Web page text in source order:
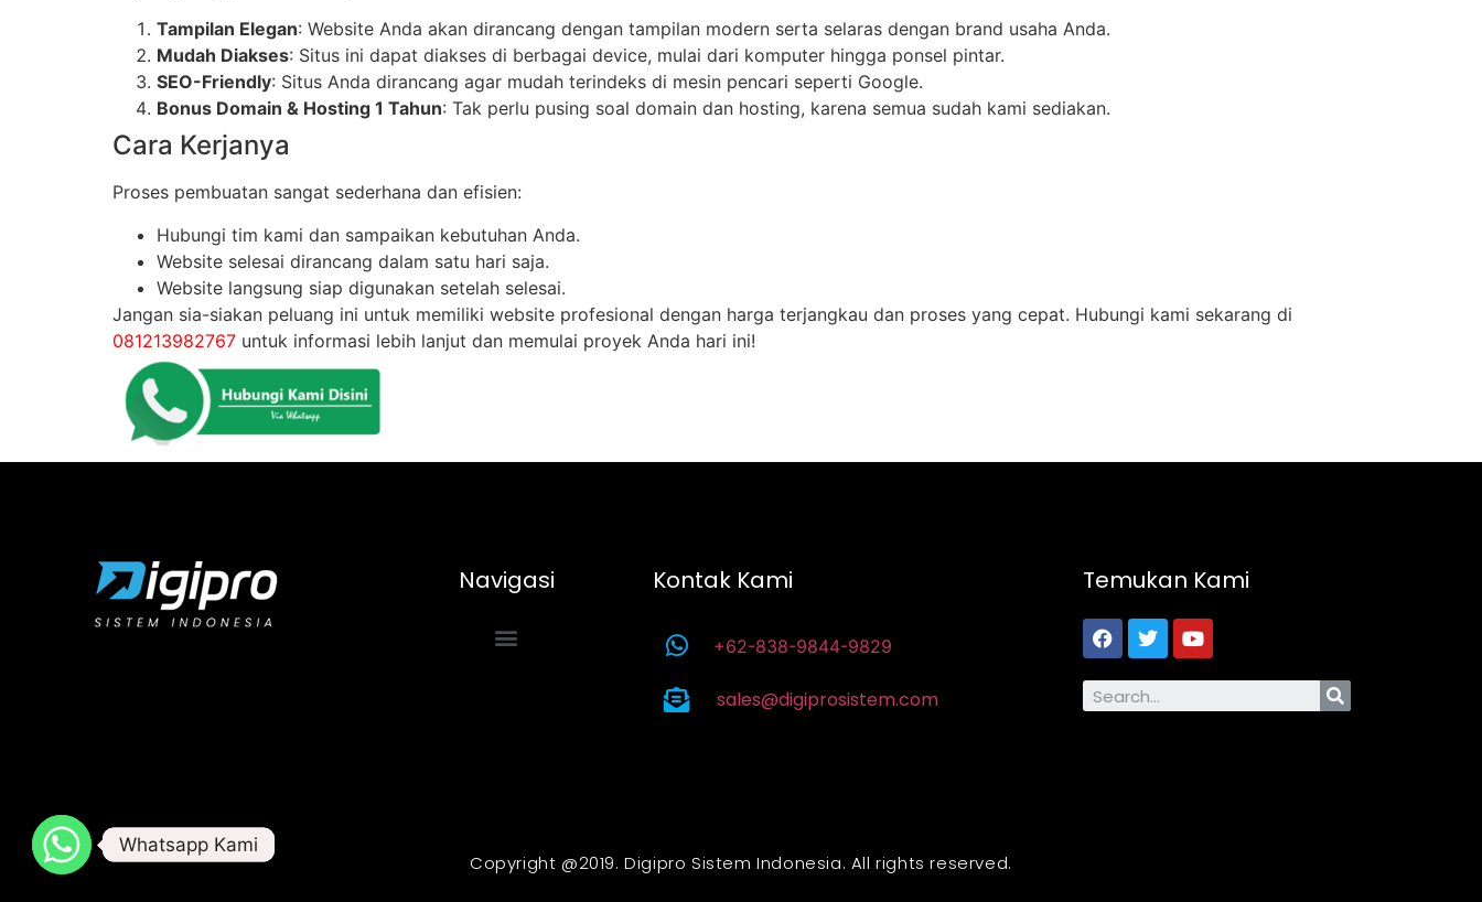
Tampilan Elegan: Website Anda akan dirancang dengan tampilan modern serta selaras dengan brand usaha Anda.
Mudah Diakses: Situs ini dapat diakses di berbagai device, mulai dari komputer hingga ponsel pintar.
SEO-Friendly: Situs Anda dirancang agar mudah terindeks di mesin pencari seperti Google.
Bonus Domain & Hosting 1 Tahun: Tak perlu pusing soal domain dan hosting, karena semua sudah kami sediakan.
Cara Kerjanya
Proses pembuatan sangat sederhana dan efisien:
Hubungi tim kami dan sampaikan kebutuhan Anda.
Website selesai dirancang dalam satu hari saja.
Website langsung siap digunakan setelah selesai.
Jangan sia-siakan peluang ini untuk memiliki website profesional dengan harga terjangkau dan proses yang cepat. Hubungi kami sekarang di
081213982767 untuk informasi lebih lanjut dan memulai proyek Anda hari ini!
Navigasi Kontak Kami
+62-838-9844-9829
sales@digiprosistem.com
Temukan Kami
Copyright @2019. Digipro Sistem Indonesia. All rights reserved.
Whatsapp Kami
Whatsapp Kami